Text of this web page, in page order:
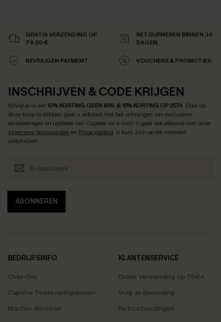
GRATIS VERZENDING OP
79,00 €
RETOURNEREN BINNEN 30
DAGEN
BEVEILIGEN PAYMEMT VOUCHERS & PROMOTIES
INSCHRIJVEN & CODE KRIJGEN
Schrijf je in om 10% KORTING GEEN MIN. & 15% KORTING OP 2ST+. Door op
deze knop te klikken, gaat u akkoord met het ontvangen van exclusieve
aanbiedingen en updates van Cupshe via e-mail. U gaat ook akkoord met onze
Algemene Voorwaarden en Privacybeleid. U kunt zich op elk moment
uitschrijven.
ABONNEREN
BEDRIJFSINFO
Over Ons
Cupshe Toeleveringsketen
Klanten-Reviews
KLANTENSERVICE
Gratis Verzending op 79€+
Volg Je Bestelling
Retourzendingen